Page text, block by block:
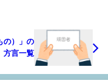
の）」の
方言一覧